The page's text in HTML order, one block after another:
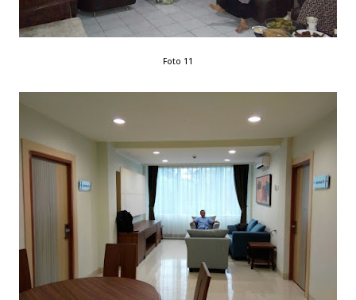
Foto 11